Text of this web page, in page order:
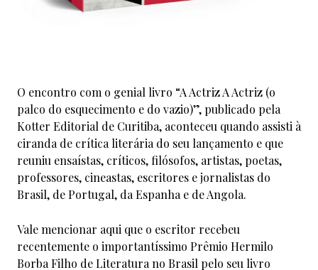
O encontro com o genial livro “A Actriz A Actriz (o
palco do esquecimento e do vazio)”, publicado pela
Kotter Editorial de Curitiba, aconteceu quando assisti à
ciranda de crítica literária do seu lançamento e que
reuniu ensaístas, críticos, filósofos, artistas, poetas,
professores, cineastas, escritores e jornalistas do
Brasil, de Portugal, da Espanha e de Angola.
Vale mencionar aqui que o escritor recebeu
recentemente o importantíssimo Prêmio Hermilo
Borba Filho de Literatura no Brasil pelo seu livro